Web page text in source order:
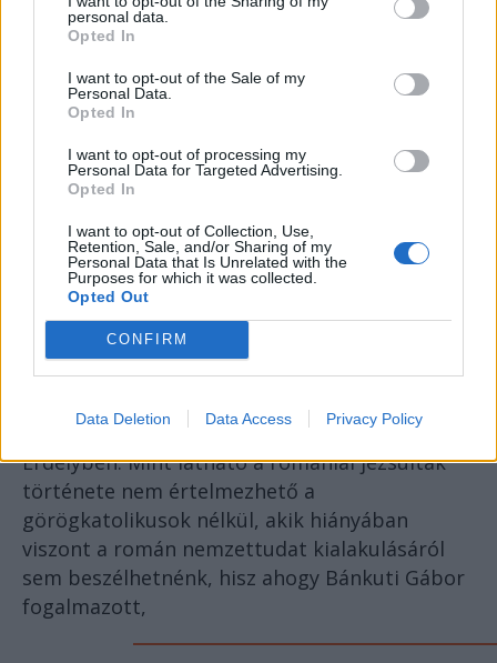
personal data.
Opted In
I want to opt-out of the Sale of my
Personal Data.
Opted In
I want to opt-out of processing my
Personal Data for Targeted Advertising.
Opted In
I want to opt-out of Collection, Use,
Retention, Sale, and/or Sharing of my
Personal Data that Is Unrelated with the
Purposes for which it was collected.
Opted Out
CONFIRM
Data Deletion Data Access Privacy Policy
kezdtek új életet jezsuita szerzetesként.
A kezdeményezést sokan bizalmatlanul
fogadták, különösen a magyar katolikus
vezetők, akik féltették a helyi egyházi és
nemzeti érdekeket. Majláth Gusztáv erdélyi
püspök például kifejezetten veszélyesnek
úgy látta: az etnikai és felekezeti feszültségek
közepette ez könnyen konfliktusforrássá
válhat.
A két világháború közötti Nagy-Románia vallási
és etnikai összetétele rendkívül sokszínű volt,
az ortodox többség mellett jelentős görög- és
római katolikus kisebbséggel, főként
Erdélyben. Mint látható a romániai jezsuiták
története nem értelmezhető a
görögkatolikusok nélkül, akik hiányában
viszont a román nemzettudat kialakulásáról
sem beszélhetnénk, hisz ahogy Bánkuti Gábor
fogalmazott,